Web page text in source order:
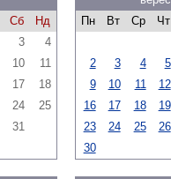
Сб
Нд
3
4
10
11
17
18
24
25
31
Пн
Вт Ср Чт
2
3 4 5
9
10 11 12
16
17 18 19
23
24 25 26
30